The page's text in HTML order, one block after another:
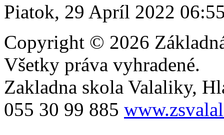
Piatok, 29 Apríl 2022
Copyright © 2026
Všetky práva vyhradené.
Zakladna skola Valaliky,
055 30 99 885